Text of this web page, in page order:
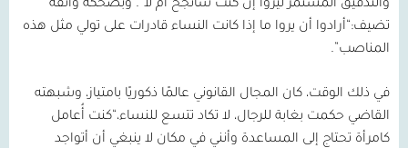
والتدقيق المستمر ليروا إن كنت سأنجح أم لا”. وبضحكة واثقة
تضيف:“أرادوا أن يروا ما إذا كانت النساء قادرات على تولي مثل هذه
المناصب”.
في ذلك الوقت، كان المجال القانوني عالمًا ذكوريًا بامتياز، وشبهته
القاضي حكمت بغابة للرجال، لا تكاد تتسع للنساء،“كنت أُعامل
كامرأة تحتاج إلى المساعدة وأنني في مكان لا ينبغي أن أتواجد